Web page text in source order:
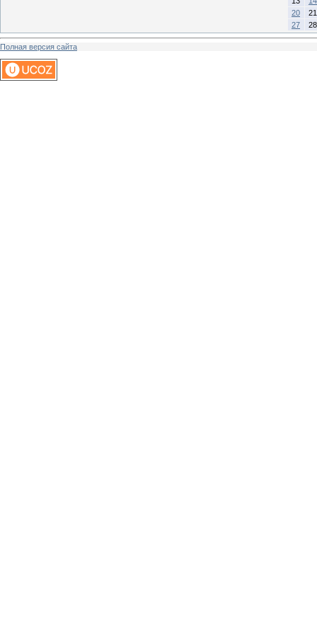
20
21
27
28
Полная версия сайта